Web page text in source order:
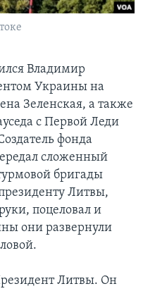
Владимир
Украины на
Зеленская, а также
с Первой Леди
фонда
сложенный
бригады
Литвы,
поцеловал и
они развернули
Литвы. Он